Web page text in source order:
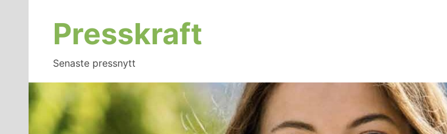
innehållPresskraft
Senaste pressnytt